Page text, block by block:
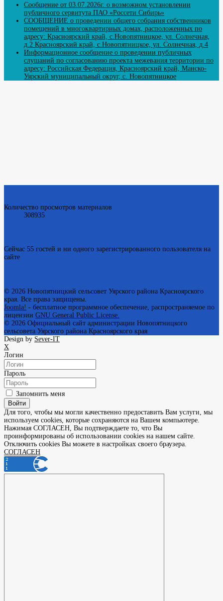
Сообщение от 03.07.2026г. о возможном установлении
публичного сервитута ПАО «Россети Сибирь»
СООБЩЕНИЕ о проведении общего собрания собственников
помещений в многоквартирных домах, расположенных по
адресу: Красноярский край, с.Новопятницкое, ул. Солнечная,
д.2 Красноярский край, с.Новопятницкое, ул. Солнечная, д.4
Информационное сообщение о проведении публичных
слушаний по согласованию проекта межевания территории по
адресу: Российская Федерация, Красноярский край, Манско-
Уярский муниципальный округ, с. Новопятницкое
Количество просмотров материалов
308935
Сейчас 55 гостей и ни одного зарегистрированного пользователя на
сайте
© 2026 Новопятницкий сельсовет Уярского района Красноярского
края. Все права защищены.
Joomla! - бесплатное программное обеспечение, распространяемое по
лицензии GNU General Public License.
© 2026 Официальный сайт администрации Новопятницкого
сельсовета Уярского района Красноярского края
Design by Sever-IT
X
Логин
Пароль
Запомнить меня
Войти
Для того, чтобы мы могли качественно предоставить Вам услуги, мы
используем cookies, которые сохраняются на Вашем компьютере.
Нажимая СОГЛАСЕН, Вы подтверждаете то, что Вы
проинформированы об использовании cookies на нашем сайте.
Отключить cookies Вы можете в настройках своего браузера.
СОГЛАСЕН